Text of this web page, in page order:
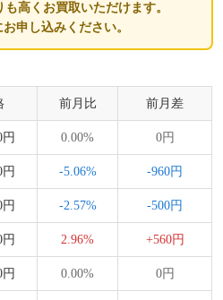
高くお買取いただけます。
申し込みください。
前月比 前月差
円 0.00% 0円
円 -5.06% -960円
円 -2.57% -500円
円 2.96% +560円
円 0.00% 0円